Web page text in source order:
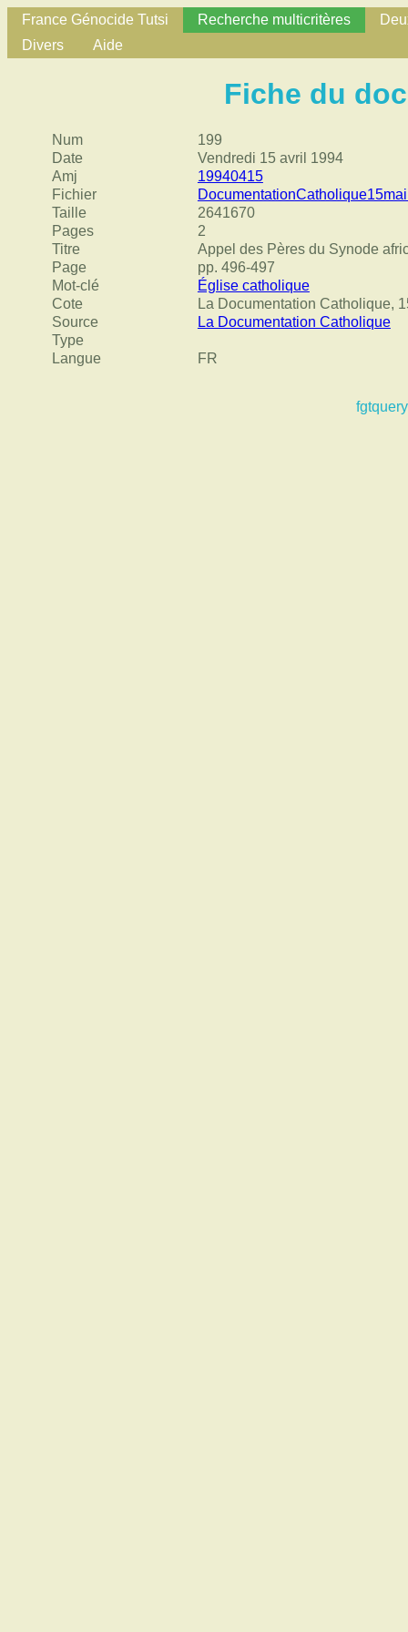
France Génocide Tutsi Recherche multicritères
Divers
Aide
Fiche du
Num
199
Date
Vendredi 15 avril 1994
Amj
19940415
Fichier
Taille
2641670
Pages
2
Titre
Appel des Pères du Synode
Page
pp. 496-497
Mot-clé
Église catholique
Cote
La Documentation Catholique,
Source
La Documentation Catholique
Type
Langue
FR